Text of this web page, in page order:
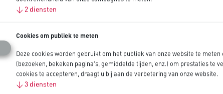
↓ 2 diensten
Cookies om publiek te meten
Deze cookies worden gebruikt om het publiek van onze website te meten
(bezoeken, bekeken pagina's, gemiddelde tijden, enz.) om prestaties te
cookies te accepteren, draagt u bij aan de verbetering van onze website.
↓ 3 diensten